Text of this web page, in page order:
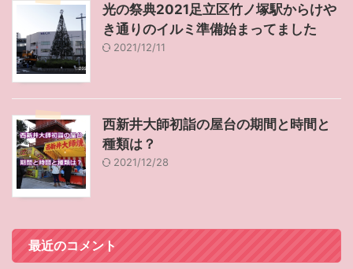
光の祭典2021足立区竹ノ塚駅からけや
き通りのイルミ準備始まってました
2021/12/11
西新井大師初詣の屋台の期間と時間と
種類は？
2021/12/28
最近のコメント